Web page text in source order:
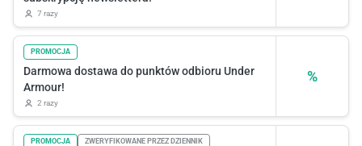
7 razy
%
PROMOCJA
Darmowa dostawa do punktów odbioru Under
Armour!
2 razy
PROMOCJA ZWERYFIKOWANE PRZEZ DZIENNIK